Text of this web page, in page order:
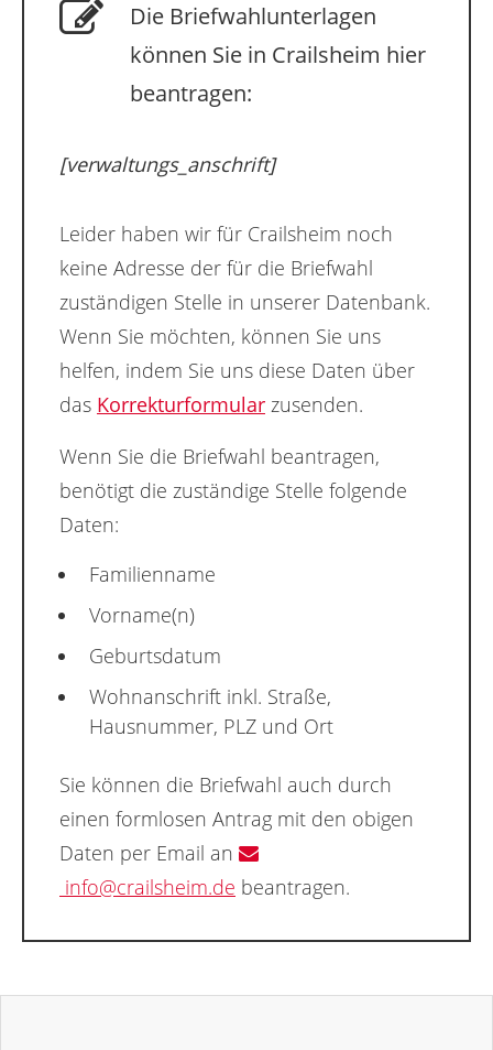
Die Briefwahlunterlagen
können Sie in Crailsheim hier
beantragen:
[verwaltungs_anschrift]
Leider haben wir für Crailsheim noch
keine Adresse der für die Briefwahl
zuständigen Stelle in unserer Datenbank.
Wenn Sie möchten, können Sie uns
helfen, indem Sie uns diese Daten über
das Korrekturformular zusenden.
Wenn Sie die Briefwahl beantragen,
benötigt die zuständige Stelle folgende
Daten:
Familienname
Vorname(n)
Geburtsdatum
Wohnanschrift inkl. Straße,
Hausnummer, PLZ und Ort
Sie können die Briefwahl auch durch
einen formlosen Antrag mit den obigen
Daten per Email an
info@crailsheim.de beantragen.